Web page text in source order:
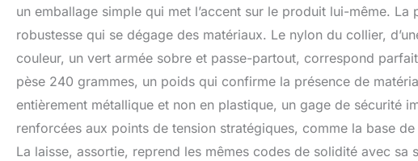
collier dispose d'une
tandis que la fermeture
de sécurité, empêchant le
un emballage simple qui met l’accent sur le produit lui-même.
robustesse qui se dégage des matériaux. Le nylon du collier,
couleur, un vert armée sobre et passe-partout, correspond
pèse 240 grammes, un poids qui confirme la présence de
entièrement métallique et non en plastique, un gage de sécurité
renforcées aux points de tension stratégiques, comme la base
La laisse, assortie, reprend les mêmes codes de solidité avec sa